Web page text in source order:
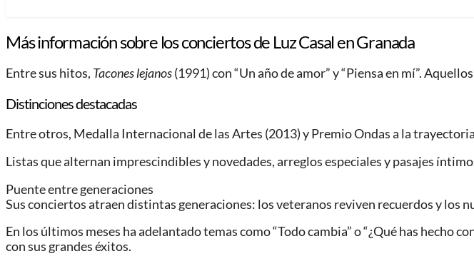
Más información sobre los conciertos de Luz Casalen Granada
Entre sus hitos, Tacones lejanos(1991) con “Un año de amor” y “Piensa en mí”.
Distinciones destacadas
Entre otros, Medalla Internacional de las Artes (2013) y Premio Ondas a la
Listas que alternan imprescindibles y novedades, arreglos especiales y pasajes
Puente entre generaciones
Sus conciertos atraen distintas generaciones: los veteranos reviven recuerdos y los
En los últimos meses ha adelantado temas como “Todo cambia” o “¿Qué has
con sus grandes éxitos.